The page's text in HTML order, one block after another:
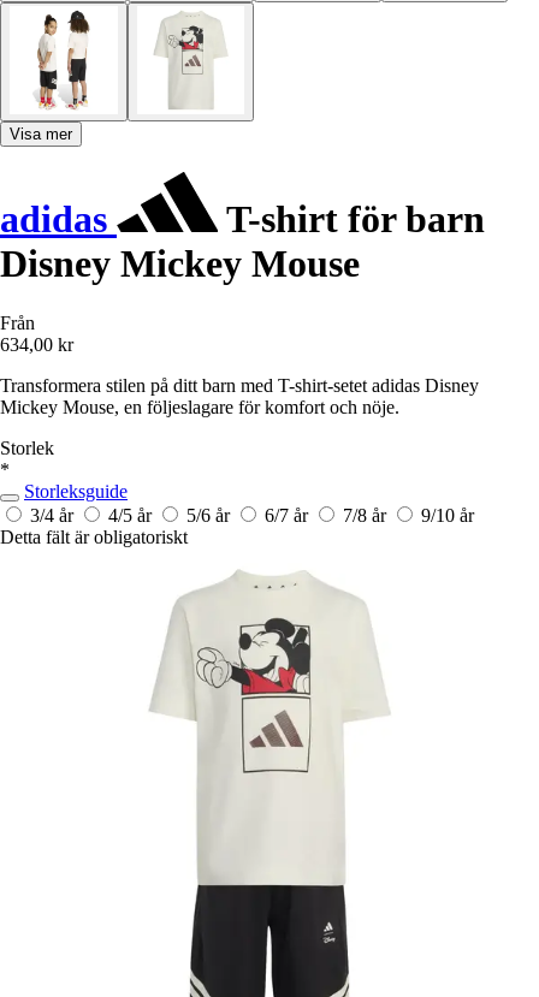
Visa mer
adidas
T-shirt för barn
Disney Mickey Mouse
Från
634,00 kr
Transformera stilen på ditt barn med T-shirt-setet adidas Disney
Mickey Mouse, en följeslagare för komfort och nöje.
Storlek
*
Storleksguide
3/4 år
4/5 år 5/6 år 6/7 år 7/8 år
9/10 år
Detta fält är obligatoriskt